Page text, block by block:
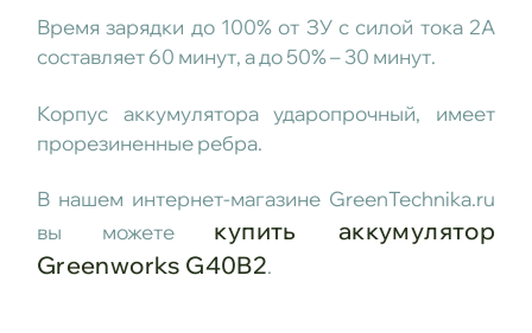
Время зарядки до 100% от ЗУ с силой тока 2А
составляет 60 минут, а до 50% – 30 минут.
Корпус аккумулятора ударопрочный, имеет
прорезиненные ребра.
В нашем интернет-магазине GreenTechnika.ru
вы можете купить аккумулятор
Greenworks G40B2.